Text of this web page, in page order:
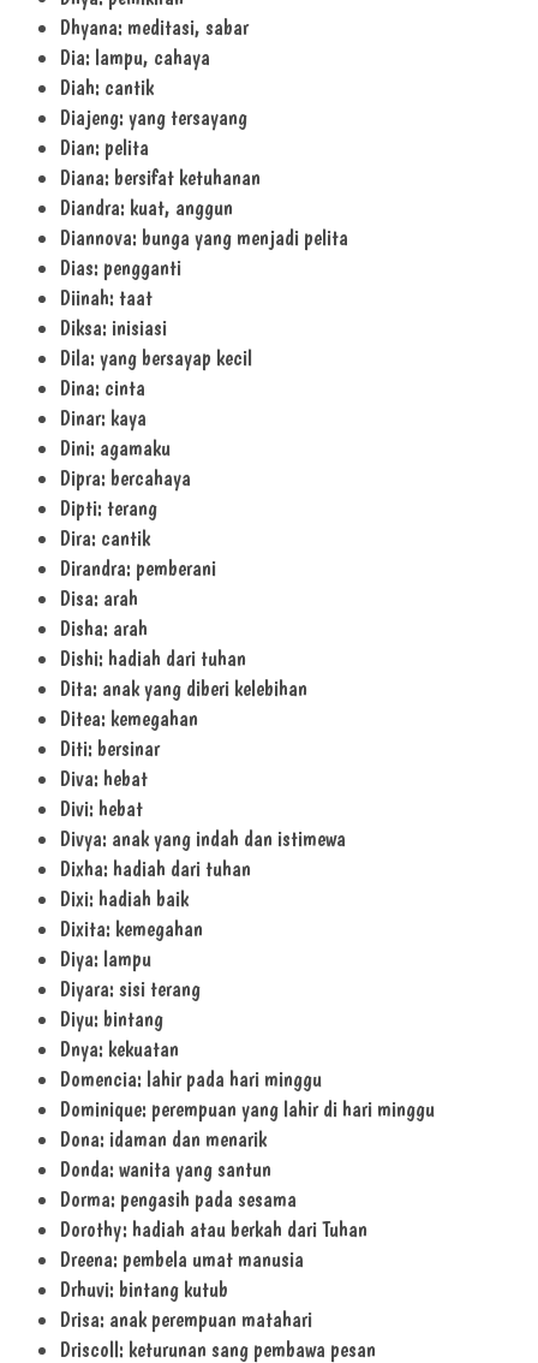
Dhyana: meditasi, sabar
Dia: lampu, cahaya
Diah: cantik
Diajeng: yang tersayang
Dian: pelita
Diana: bersifat ketuhanan
Diandra: kuat, anggun
Diannova: bunga yang menjadi pelita
Dias: pengganti
Diinah: taat
Diksa: inisiasi
Dila: yang bersayap kecil
Dina: cinta
Dinar: kaya
Dini: agamaku
Dipra: bercahaya
Dipti: terang
Dira: cantik
Dirandra: pemberani
Disa: arah
Disha: arah
Dishi: hadiah dari tuhan
Dita: anak yang diberi kelebihan
Ditea: kemegahan
Diti: bersinar
Diva: hebat
Divi: hebat
Divya: anak yang indah dan istimewa
Dixha: hadiah dari tuhan
Dixi: hadiah baik
Dixita: kemegahan
Diya: lampu
Diyara: sisi terang
Diyu: bintang
Dnya: kekuatan
Domencia: lahir pada hari minggu
Dominique: perempuan yang lahir di hari minggu
Dona: idaman dan menarik
Donda: wanita yang santun
Dorma: pengasih pada sesama
Dorothy: hadiah atau berkah dari Tuhan
Dreena: pembela umat manusia
Drhuvi: bintang kutub
Drisa: anak perempuan matahari
Driscoll: keturunan sang pembawa pesan